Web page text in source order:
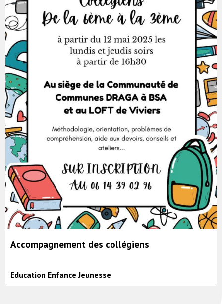
Accompagnement des collégiens
Education Enfance Jeunesse